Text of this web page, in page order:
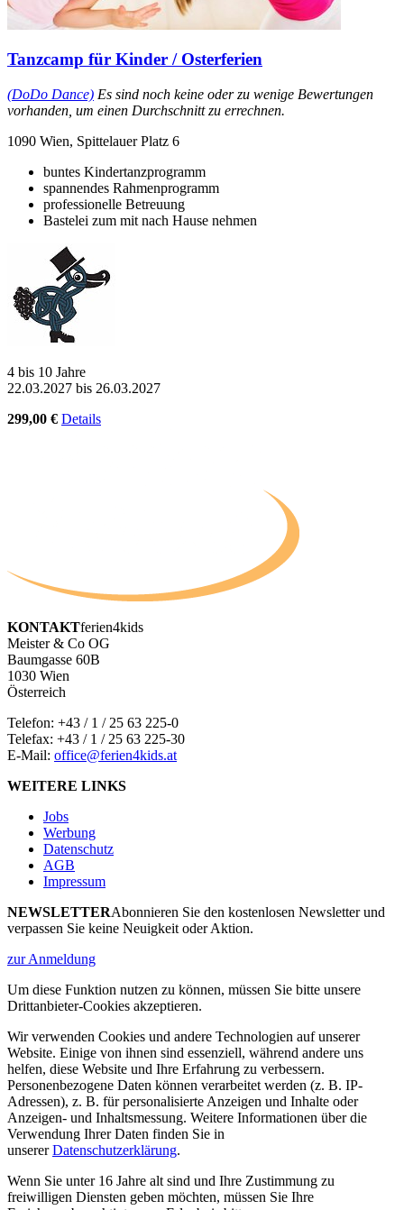
Tanzcamp für Kinder / Osterferien
(DoDo Dance) Es sind noch keine oder zu wenige Bewertungen
vorhanden, um einen Durchschnitt zu errechnen.
1090 Wien, Spittelauer Platz 6
buntes Kindertanzprogramm
spannendes Rahmenprogramm
professionelle Betreuung
Bastelei zum mit nach Hause nehmen
4 bis 10 Jahre
22.03.2027 bis 26.03.2027
299,00 € Details
KONTAKTferien4kids
Meister & Co OG
Baumgasse 60B
1030 Wien
Österreich
Telefon: +43 / 1 / 25 63 225-0
Telefax: +43 / 1 / 25 63 225-30
E-Mail: office@ferien4kids.at
WEITERE LINKS
Jobs
Werbung
Datenschutz
AGB
Impressum
NEWSLETTERAbonnieren Sie den kostenlosen Newsletter und
verpassen Sie keine Neuigkeit oder Aktion.
zur Anmeldung
Um diese Funktion nutzen zu können, müssen Sie bitte unsere
Drittanbieter-Cookies akzeptieren.
Wir verwenden Cookies und andere Technologien auf unserer
Website. Einige von ihnen sind essenziell, während andere uns
helfen, diese Website und Ihre Erfahrung zu verbessern.
Personenbezogene Daten können verarbeitet werden (z. B. IP-
Adressen), z. B. für personalisierte Anzeigen und Inhalte oder
Anzeigen- und Inhaltsmessung. Weitere Informationen über die
Verwendung Ihrer Daten finden Sie in
unsererDatenschutzerklärung.
Wenn Sie unter 16 Jahre alt sind und Ihre Zustimmung zu
freiwilligen Diensten geben möchten, müssen Sie Ihre